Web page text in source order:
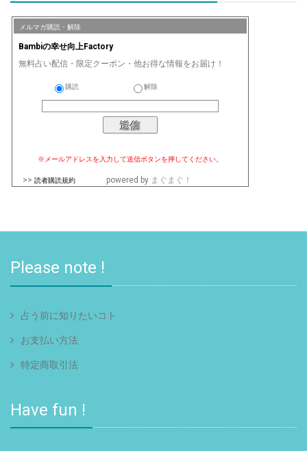
メルマガ購読・解除
Bambiの幸せ向上Factory
無料占い配信・限定クーポン・他お得な情報をお届け！
購読 解除
※メールアドレスを入力して送信ボタンを押してください。
>> 読者購読規約 powered by まぐまぐ！
Please note !
占う前に知りたいコト
お支払い方法
特定商取引法
Have fun !